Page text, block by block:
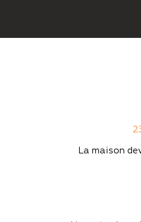
La maison